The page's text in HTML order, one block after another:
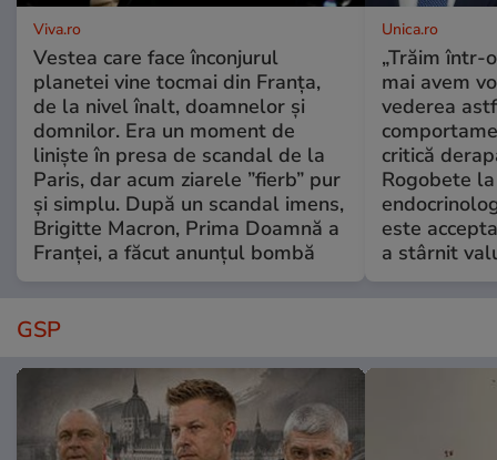
Viva.ro
Vestea care face înconjurul
planetei vine tocmai din Franța,
de la nivel înalt, doamnelor și
domnilor. Era un moment de
liniște în presa de scandal de la
Paris, dar acum ziarele ”fierb” pur
și simplu. După un scandal imens,
Brigitte Macron, Prima Doamnă a
Franței, a făcut anunțul bombă
Unica.ro
„Trăim într-
mai avem
vederea
critică
Rogobete
este
a stârnit
GSP